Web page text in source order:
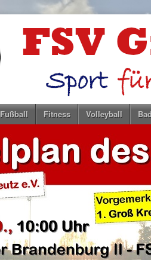
Fußball Fitness Volleyball